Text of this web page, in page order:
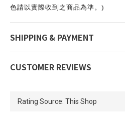
色請以實際收到之商品為準。)
SHIPPING & PAYMENT
CUSTOMER REVIEWS